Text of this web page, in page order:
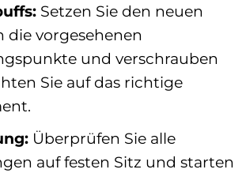
Setzen Sie den neuen
die vorgesehenen
und verschrauben
Sie auf das richtige
Überprüfen Sie alle
auf festen Sitz und starten